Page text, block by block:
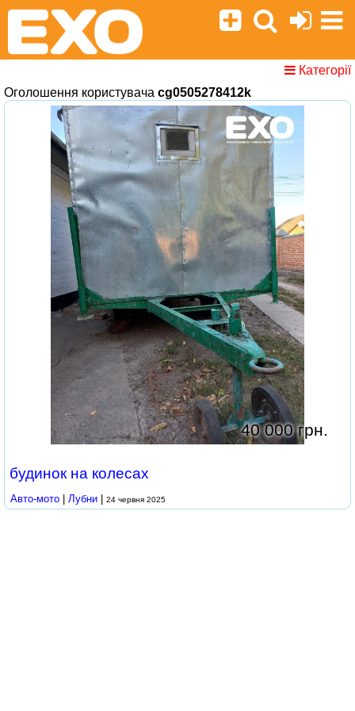
Категорії
Оголошення користувача cg0505278412k
40 000 грн.
будинок на колесах
Авто-мото | Лубни | 24 червня 2025